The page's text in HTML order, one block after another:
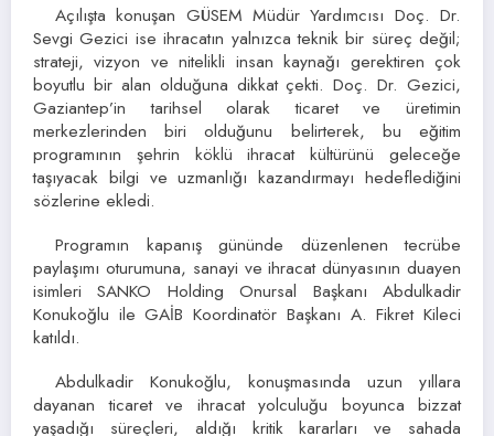
Açılışta konuşan GÜSEM Müdür Yardımcısı Doç. Dr.
Sevgi Gezici ise ihracatın yalnızca teknik bir süreç değil;
strateji, vizyon ve nitelikli insan kaynağı gerektiren çok
boyutlu bir alan olduğuna dikkat çekti. Doç. Dr. Gezici,
Gaziantep’in tarihsel olarak ticaret ve üretimin
merkezlerinden biri olduğunu belirterek, bu eğitim
programının şehrin köklü ihracat kültürünü geleceğe
taşıyacak bilgi ve uzmanlığı kazandırmayı hedeflediğini
sözlerine ekledi.
Programın kapanış gününde düzenlenen tecrübe
paylaşımı oturumuna, sanayi ve ihracat dünyasının duayen
isimleri SANKO Holding Onursal Başkanı Abdulkadir
Konukoğlu ile GAİB Koordinatör Başkanı A. Fikret Kileci
katıldı.
Abdulkadir Konukoğlu, konuşmasında uzun yıllara
dayanan ticaret ve ihracat yolculuğu boyunca bizzat
yaşadığı süreçleri, aldığı kritik kararları ve sahada